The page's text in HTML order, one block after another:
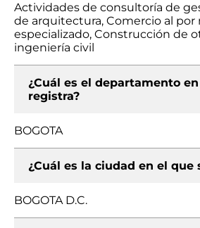
Actividades de consultoría de
de arquitectura, Comercio al por
especializado, Construcción de
ingeniería civil
¿Cuál es el departamento
registra?
BOGOTA
¿Cuál es la ciudad en el que
BOGOTA D.C.